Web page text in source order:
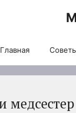
Главная